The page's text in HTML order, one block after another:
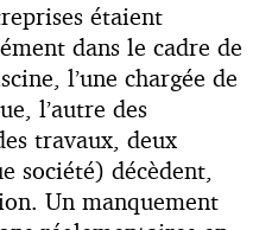
étaient
dans le cadre de
l’une chargée de
l’autre des
travaux, deux
société) décèdent,
Un manquement